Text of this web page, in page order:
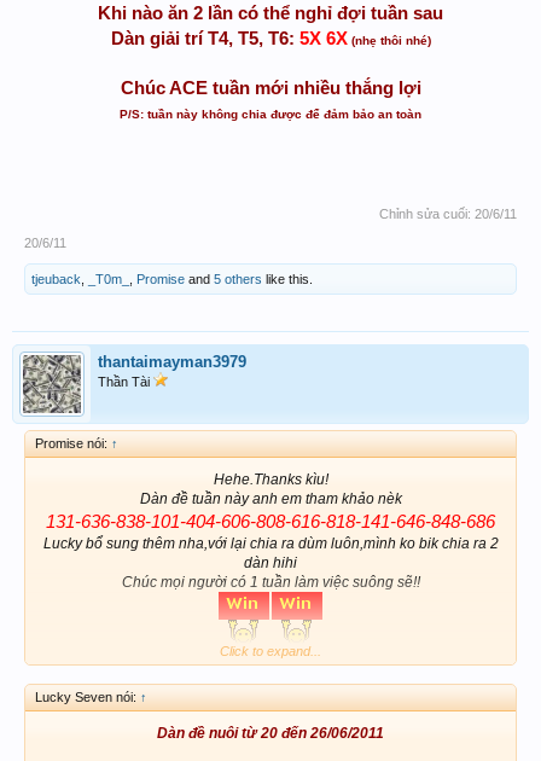
Khi nào ăn 2 lần có thể nghỉ đợi tuần sau
Dàn giải trí T4, T5, T6: 5X 6X (nhẹ thôi nhé)
Chúc ACE tuần mới nhiều thắng lợi
P/S: tuần này không chia được để đảm bảo an toàn
Chỉnh sửa cuối: 20/6/11
20/6/11
tjeuback _T0m_ Promise and 5 others like this.
thantaimayman3979
Thần Tài
Promise nói: ↑
Hehe.Thanks kìu!
Dàn đề tuần này anh em tham khảo nèk
131-636-838-101-404-606-808-616-818-141-646-848-686
Lucky bổ sung thêm nha,với lại chia ra dùm luôn,mình ko bik chia ra 2
dàn hihi
Chúc mọi người có 1 tuần làm việc suông sẽ!!
Click to expand...
Lucky Seven nói: ↑
Dàn đề nuôi từ 20 đến 26/06/2011